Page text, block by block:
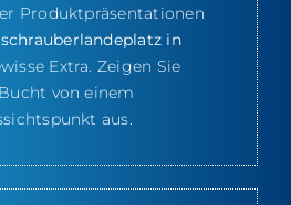
Produktpräsentationen
in
Extra. Zeigen Sie
von einem
aus.